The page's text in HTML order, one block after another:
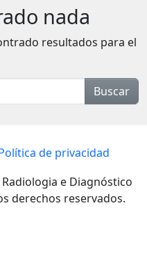
nada
resultados para el
Buscar
de privacidad
e Diagnóstico
derechos reservados.